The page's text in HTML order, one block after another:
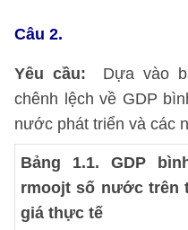
Câu 2.
Yêu cầu: Dựa vào
chênh lệch về GDP
nước phát triển và các
Bảng 1.1. GDP
rmoojt số nước trên
giá thực tế